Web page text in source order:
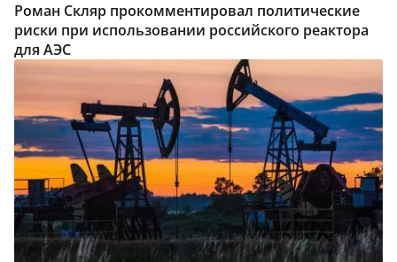
Роман Скляр прокомментировал политические
риски при использовании российского реактора
для АЭС